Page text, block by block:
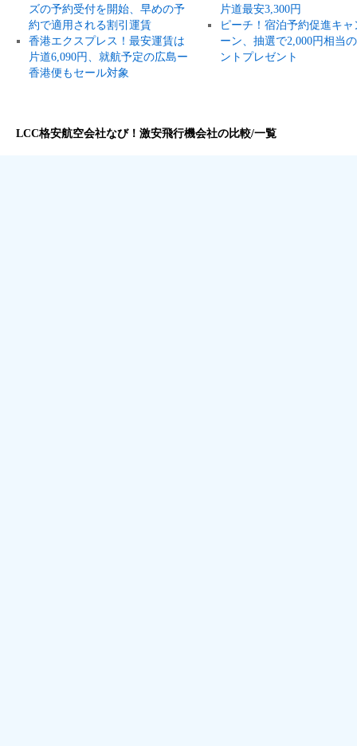
ズの予約受付を開始、早めの予
約で適用される割引運賃
香港エクスプレス！最安運賃は
片道6,090円、就航予定の広島ー
香港便もセール対象
片道最安3,300円
ピーチ！宿泊予約促進キャ
ーン、抽選で2,000円相当
ントプレゼント
LCC格安航空会社なび！激安飛行機会社の比較/一覧